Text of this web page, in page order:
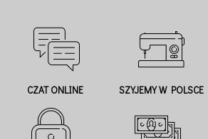
CZAT ONLINE SZYJEMY W POLSCE